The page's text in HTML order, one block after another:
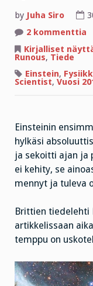
by Juha Siro
2 kommenttia
Kirjalliset
Runous, Tiede
Einstein,
Scientist, Vuosi
Einsteinin
hylkäsi
ja sekoitti ajan ja
ei kehity, se
mennyt ja tuleva
Brittien tiedelehti
artikkelissaan
temppu on